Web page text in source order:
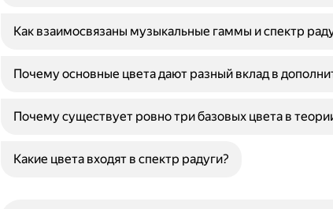
Как взаимосвязаны музыкальные гаммы и спектр
Почему основные цвета дают разный вклад в
Почему существует ровно три базовых цвета в
Какие цвета входят в спектр радуги?